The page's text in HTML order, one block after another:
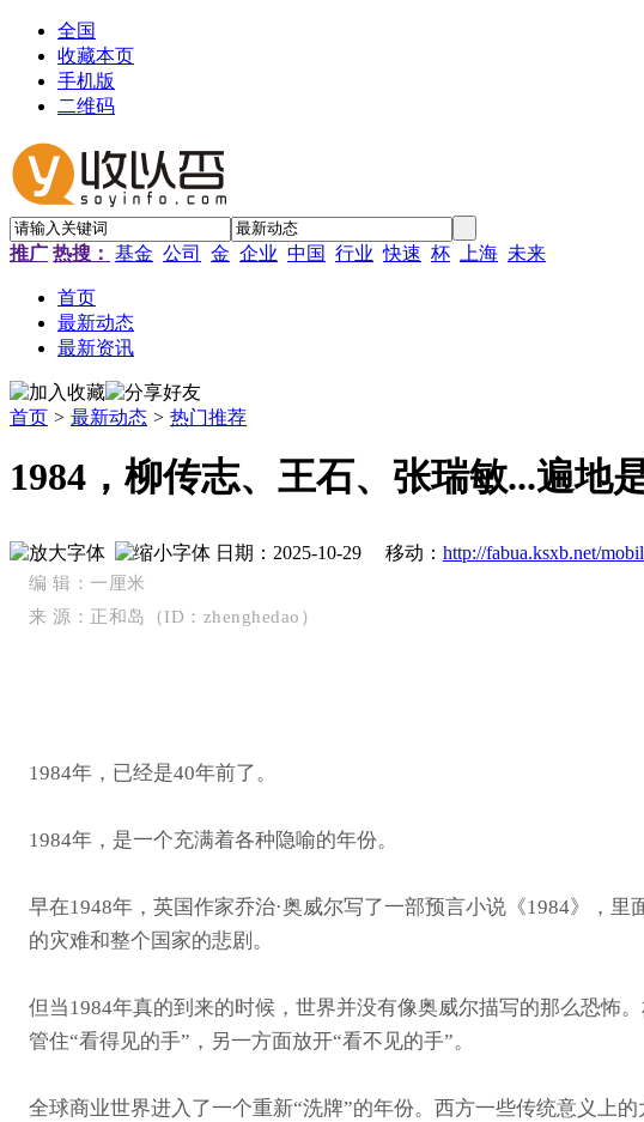
全国
收藏本页
手机版
二维码
推广 热搜： 基金 公司 金 企业 中国 行业 快速 杯 上海 未来
首页
最新动态
最新资讯
首页 > 最新动态 > 热门推荐
1984，柳传志、王石、张瑞敏...遍地
日期：2025-10-29 移动： http://fabua.ksxb.net/
编 辑：一厘米
来 源： 正和岛 （ID：zhenghedao）
1984年，已经是40年前了。
1984年，是一个充满着各种隐喻的年份。
早在1948年，英国作家乔治·奥威尔写了一部预言小说《1984》，
的灾难和整个国家的悲剧。
但当1984年真的到来的时候，世界并没有像奥威尔描写的那么恐
管住“看得见的手”，另一方面放开“看不见的手”。
全球商业世界进入了一个重新“洗牌”的年份。西方一些传统意义上